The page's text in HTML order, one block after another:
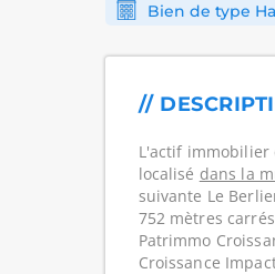
Bien de type
//
L'actif immobilier
localisé dans la
suivante Le
752 mètres
Patrimmo
Croissance